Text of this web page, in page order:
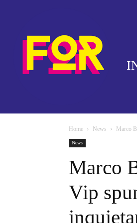
Home News Marco
News
Marco
Vip